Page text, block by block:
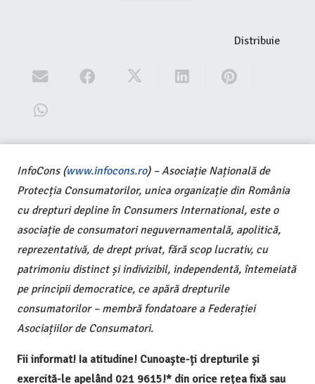
Distribuie
InfoCons (www.infocons.ro) – Asociație Națională de
Protecția Consumatorilor, unica organizație din România
cu drepturi depline în Consumers International, este o
asociație de consumatori neguvernamentală, apolitică,
reprezentativă, de drept privat, fără scop lucrativ, cu
patrimoniu distinct și indivizibil, independentă, întemeiată
pe principii democratice, ce apără drepturile
consumatorilor – membră fondatoare a Federației
Asociațiilor de Consumatori.
Fii informat! Ia atitudine! Cunoaște-ți drepturile și
exercită-le apelând 021 9615!* din orice rețea fixă sau